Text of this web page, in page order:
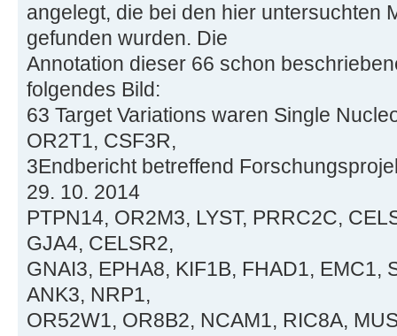
angelegt, die bei den hier untersuchten
gefunden wurden. Die
Annotation dieser 66 schon
folgendes Bild:
63 Target Variations waren Single
OR2T1, CSF3R,
3Endbericht betreffend
29. 10. 2014
PTPN14, OR2M3, LYST, PRRC2C,
GJA4, CELSR2,
GNAI3, EPHA8, KIF1B, FHAD1, EMC1,
ANK3, NRP1,
OR52W1, OR8B2, NCAM1, RIC8A,